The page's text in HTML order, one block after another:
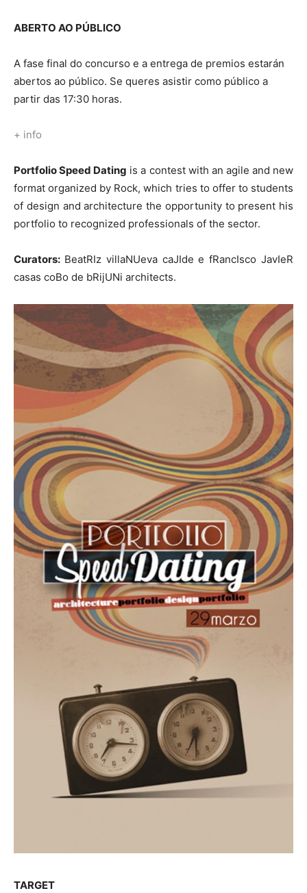
ABERTO AO PÚBLICO
A fase final do concurso e a entrega de premios estarán
abertos ao público. Se queres asistir como público a
partir das 17:30 horas.
+ info
Portfolio Speed Dating is a contest with an agile and new
format organized by Rock, which tries to offer to students
of design and architecture the opportunity to present his
portfolio to recognized professionals of the sector.
Curators: BeatRIz villaNUeva caJIde e fRancIsco JavIeR
casas coBo de bRijUNi architects.
TARGET